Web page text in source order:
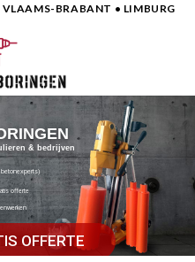
BRABANT • LIMBURG
& bedrijven
betonexperts)
offerte
OFFERTE